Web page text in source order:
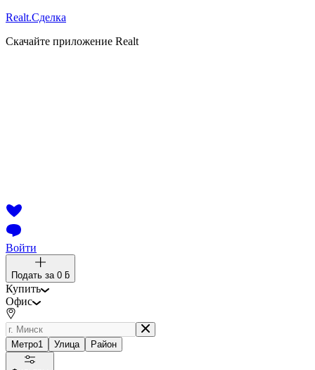
Realt.Сделка
Скачайте приложение Realt
Войти
Подать за 0 ƃ
Купить
Офис
Метро1 Улица Район